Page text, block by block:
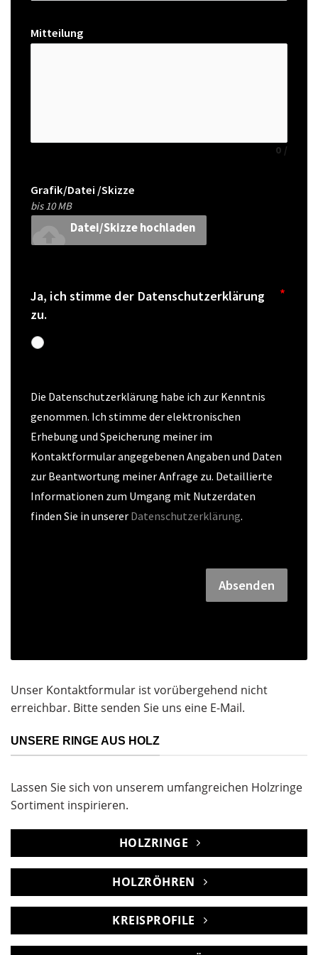
Mitteilung
0 /
Grafik/Datei /Skizze
bis 10 MB
cloud_upload Datei/Skizze hochladen
Ja, ich stimme der Datenschutzerklärung
zu.
Die Datenschutzerklärung habe ich zur Kenntnis
genommen. Ich stimme der elektronischen
Erhebung und Speicherung meiner im
Kontaktformular angegebenen Angaben und Daten
zur Beantwortung meiner Anfrage zu. Detaillierte
Informationen zum Umgang mit Nutzerdaten
finden Sie in unserer Datenschutzerklärung.
Absenden
Unser Kontaktformular ist vorübergehend nicht
erreichbar. Bitte senden Sie uns eine E-Mail.
UNSERE RINGE AUS HOLZ
Lassen Sie sich von unserem umfangreichen Holzringe
Sortiment inspirieren.
HOLZRINGE
HOLZRÖHREN
KREISPROFILE